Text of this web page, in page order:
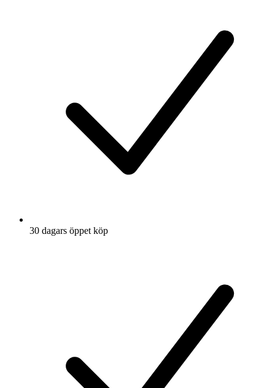
30 dagars öppet köp